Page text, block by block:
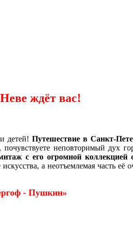
ждёт вас!
детей! Путешествие в Санкт-
неповторимый дух
с его огромной коллекцией
а неотъемлемая часть её
- Пушкин»